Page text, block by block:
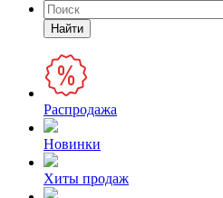
Найти
Распродажа
Новинки
Хиты продаж